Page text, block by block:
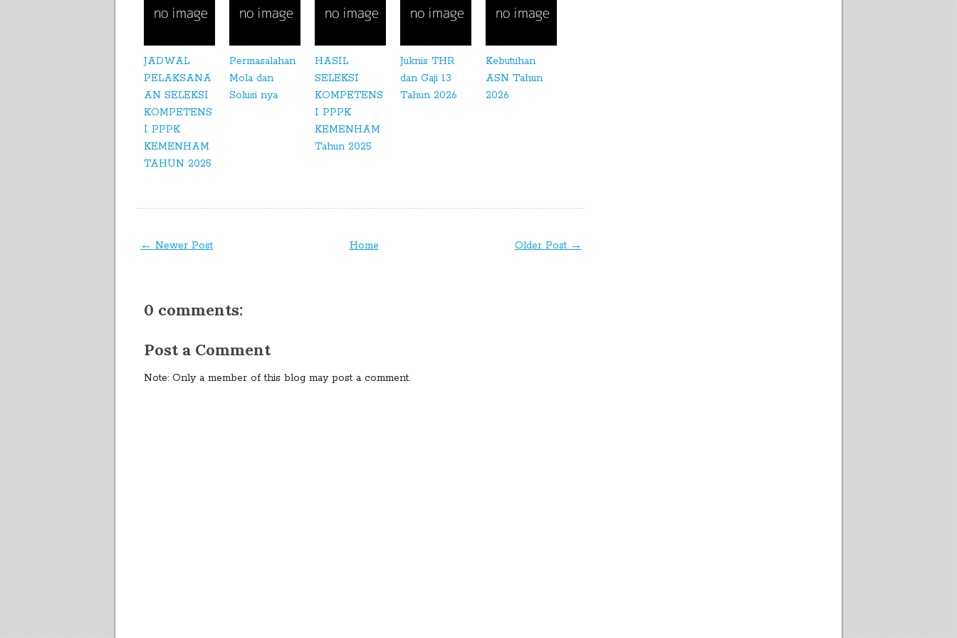
JADWAL
PELAKSANA
AN SELEKSI
KOMPETENS
I PPPK
KEMENHAM
TAHUN 2025
Permasalahan
Mola dan
Solusi nya
HASIL
SELEKSI
KOMPETENS
I PPPK
KEMENHAM
Tahun 2025
Juknis THR
dan Gaji 13
Tahun 2026
Kebutuhan
ASN Tahun
2026
← Newer Post Older Post →
Home
0 comments:
Post a Comment
Note: Only a member of this blog may post a comment.